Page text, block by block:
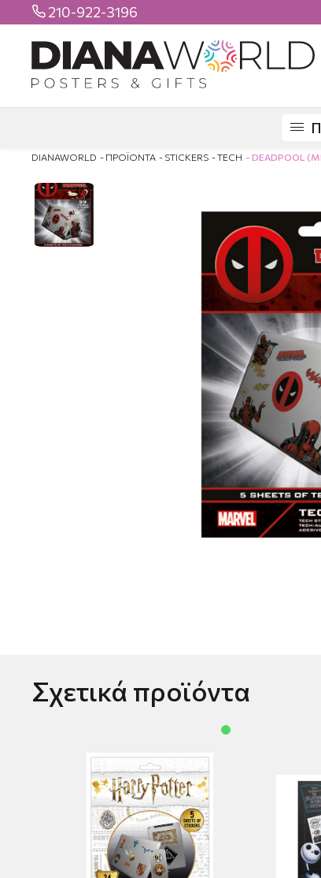
 210-922-3196
DIANAWORLD ΠΡΟΪΟΝΤΑ STICKERS TECH DEADPOOL
Σχετικά προϊόντα